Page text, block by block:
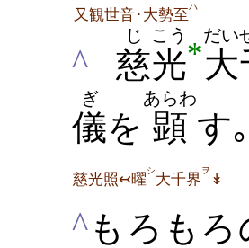
又観世音･大勢至ハ
^ 慈
じ
光
こう
*大
だい
儀
ぎ
を 顕
あらわ
す｡
慈光照↢曜シ大千界ヲ ↡
^もろもろ